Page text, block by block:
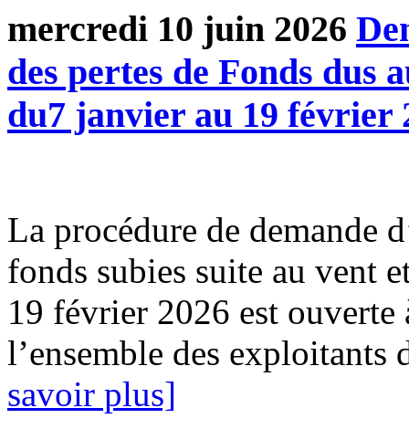
mercredi 10 juin 2026
des pertes de Fonds dus
du7 janvier au 19 février
La procédure de demande
fonds subies suite au vent
19 février 2026 est
l’ensemble des exploitants
savoir plus]